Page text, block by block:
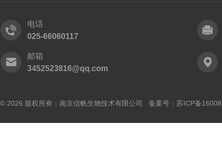
电话
025-66060117
邮箱
3452523816@qq.com
© 2026 版权所有：南京信帆生物技术有限公司 备案号： 苏ICP备